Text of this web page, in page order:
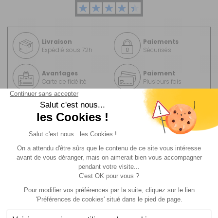
Livraison
Expédié sous 72h
Paiements
Sécurisés
Avantages
Carte de fidélité
Paiement
Plusieurs fois
DU PRODUIT - PARE-SOLEIL
VISIOPLAIR POUR VÉHICULES INTÉGRAUX
Gabarit AA -
Modèle :
Burstner n°3
Référence :